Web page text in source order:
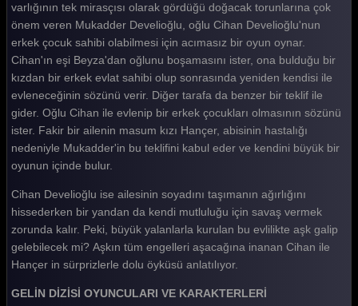
Gelin 304. Bölüm
Gelin 303. Bölüm
Gelin 302. Bölüm
Gelin 301. Bölüm
Gelin 300. Bölüm
Gelin 299. Bölüm
Gelin 297. Bölüm
Gelin 296. Bölüm
Gelin 295. Bölüm
Gelin 294. Bölüm
varlığının tek mirasçısı olarak gördüğü doğacak torunlarına çok
önem veren Mukadder Develioğlu, oğlu Cihan Develioğlu'nun
erkek çocuk sahibi olabilmesi için acımasız bir oyun oynar.
Cihan'ın eşi Beyza'dan oğlunu boşamasını ister, ona bulduğu bir
kızdan bir erkek evlat sahibi olup sonrasında yeniden kendisi ile
evleneceğinin sözünü verir. Diğer tarafa da benzer bir teklif ile
gider. Oğlu Cihan ile evlenip bir erkek çocukları olmasının sözünü
ister. Fakir bir ailenin masum kızı Hançer, abisinin hastalığı
nedeniyle Mukadder'in bu teklifini kabul eder ve kendini büyük bir
oyunun içinde bulur.
Cihan Develioğlu ise ailesinin soyadını taşımanın ağırlığını
hissederken bir yandan da kendi mutluluğu için savaş vermek
zorunda kalır. Peki, büyük yalanlarla kurulan bu evlilikte aşk galip
gelebilecek mi? Aşkın tüm engelleri aşacağına inanan Cihan ile
Hançer in sürprizlerle dolu öyküsü anlatılıyor.
GELİN DİZİSİ OYUNCULARI VE KARAKTERLERİ